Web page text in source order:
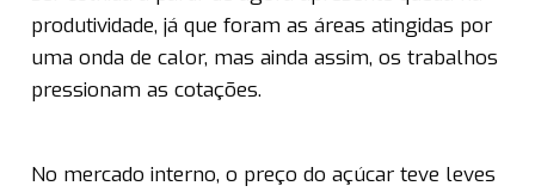
produtividade, já que foram as áreas atingidas por
uma onda de calor, mas ainda assim, os trabalhos
pressionam as cotações.
No mercado interno, o preço do açúcar teve leves